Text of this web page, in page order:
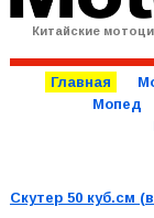
Китайские
Главная
Мопед
Скутер 50 куб.см